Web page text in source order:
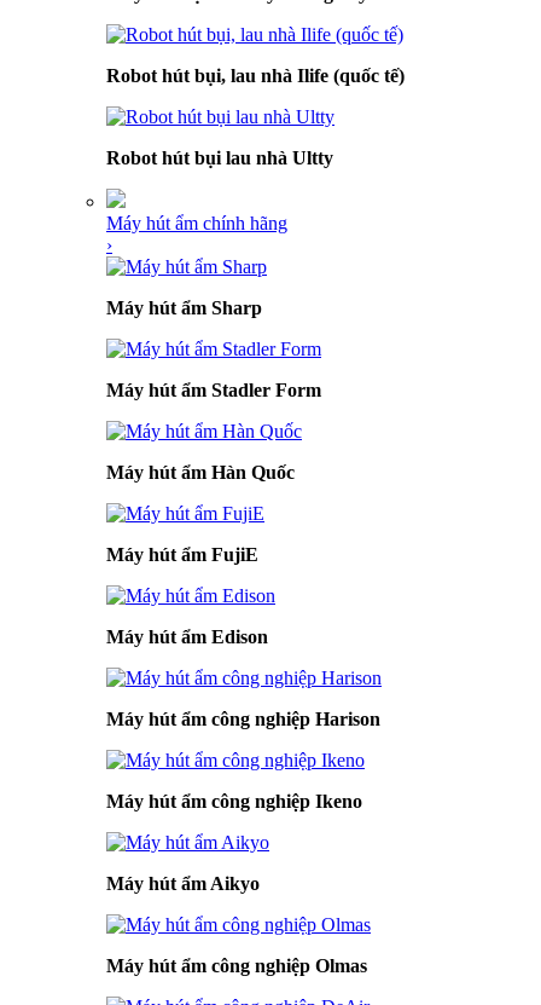
Robot hút bụi, lau nhà Ilife (quốc tế)
Robot hút bụi lau nhà Ultty
Máy hút ẩm chính hãng
›
Máy hút ẩm Sharp
Máy hút ẩm Stadler Form
Máy hút ẩm Hàn Quốc
Máy hút ẩm FujiE
Máy hút ẩm Edison
Máy hút ẩm công nghiệp Harison
Máy hút ẩm công nghiệp Ikeno
Máy hút ẩm Aikyo
Máy hút ẩm công nghiệp Olmas